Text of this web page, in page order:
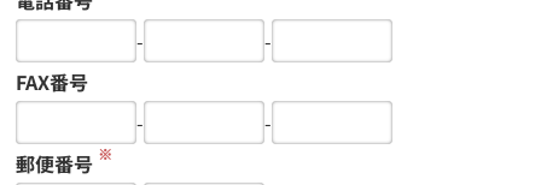
-
-
FAX番号
-
-
郵便番号 ※